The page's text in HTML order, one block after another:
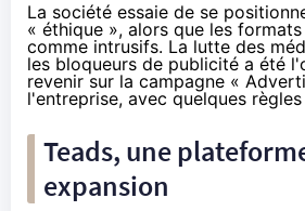
La société essaie de se
« éthique », alors que les
comme intrusifs. La lutte des
les bloqueurs de publicité a été
revenir sur la campagne «
l'entreprise, avec quelques
Teads, une
expansion